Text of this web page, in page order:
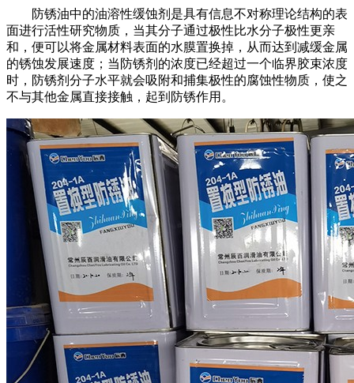
防锈油中的油溶性缓蚀剂是具有信息不对称理论结构的表
面进行活性研究物质，当其分子通过极性比水分子极性更亲
和，便可以将金属材料表面的水膜置换掉，从而达到减缓金属
的锈蚀发展速度；当防锈剂的浓度已经超过一个临界胶束浓度
时，防锈剂分子水平就会吸附和捕集极性的腐蚀性物质，使之
不与其他金属直接接触，起到防锈作用。